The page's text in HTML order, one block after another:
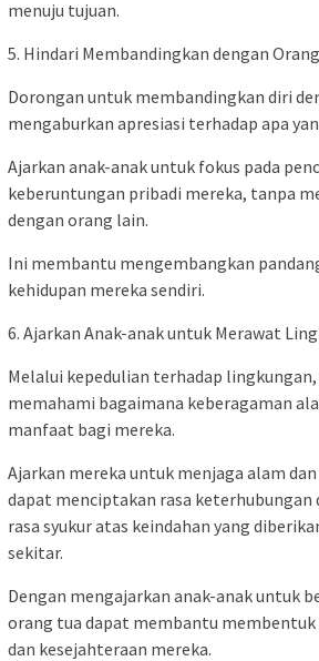
menuju tujuan.
5. Hindari Membandingkan dengan
Dorongan untuk membandingkan diri
mengaburkan apresiasi terhadap apa
Ajarkan anak-anak untuk fokus pada
keberuntungan pribadi mereka, tanpa
dengan orang lain.
Ini membantu mengembangkan
kehidupan mereka sendiri.
6. Ajarkan Anak-anak untuk Merawat
Melalui kepedulian terhadap
memahami bagaimana keberagaman
manfaat bagi mereka.
Ajarkan mereka untuk menjaga alam
dapat menciptakan rasa keterhubungan
rasa syukur atas keindahan yang
sekitar.
Dengan mengajarkan anak-anak untuk
orang tua dapat membantu membentuk
dan kesejahteraan mereka.